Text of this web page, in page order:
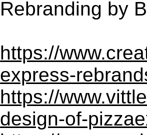
Rebranding by
https://
express-
https://
design-of-